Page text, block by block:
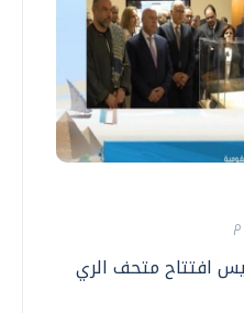
افتتاح متحف الري